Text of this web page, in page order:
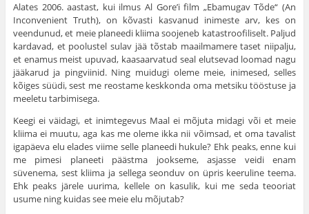
Alates 2006. aastast, kui ilmus Al Gore’i film „Ebamugav Tõde“ (An
Inconvenient Truth), on kõvasti kasvanud inimeste arv, kes on
veendunud, et meie planeedi kliima soojeneb katastroofiliselt. Paljud
kardavad, et poolustel sulav jää tõstab maailmamere taset niipalju,
et enamus meist upuvad, kaasaarvatud seal elutsevad loomad nagu
jääkarud ja pingviinid. Ning muidugi oleme meie, inimesed, selles
kõiges süüdi, sest me reostame keskkonda oma metsiku tööstuse ja
meeletu tarbimisega.
Keegi ei väidagi, et inimtegevus Maal ei mõjuta midagi või et meie
kliima ei muutu, aga kas me oleme ikka nii võimsad, et oma tavalist
igapäeva elu elades viime selle planeedi hukule? Ehk peaks, enne kui
me pimesi planeeti päästma jookseme, asjasse veidi enam
süvenema, sest kliima ja sellega seonduv on üpris keeruline teema.
Ehk peaks järele uurima, kellele on kasulik, kui me seda teooriat
usume ning kuidas see meie elu mõjutab?